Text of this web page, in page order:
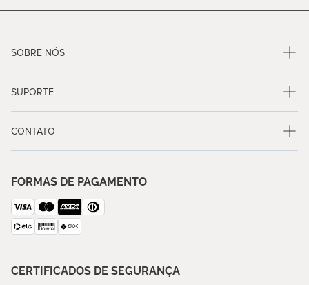
SOBRE NÓS
SUPORTE
CONTATO
FORMAS DE PAGAMENTO
CERTIFICADOS DE SEGURANÇA